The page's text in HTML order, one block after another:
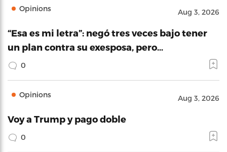
Opinions Aug 3, 2026
“Esa es mi letra”: negó tres veces bajo tener
un plan contra su exesposa, pero…
0
Opinions Aug 3, 2026
Voy a Trump y pago doble
0